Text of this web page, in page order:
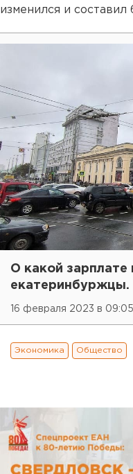
изменился и составил
О какой зарплате
16 февраля 2023 в 09:05
Экономика Общество